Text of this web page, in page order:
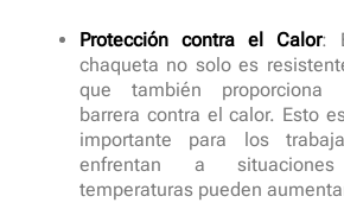
Protección contra el Calor:
chaqueta no solo es
que también proporciona
barrera contra el calor. Esto
importante para los
enfrentan a
temperaturas pueden